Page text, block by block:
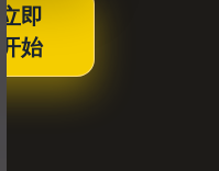
立即
开始